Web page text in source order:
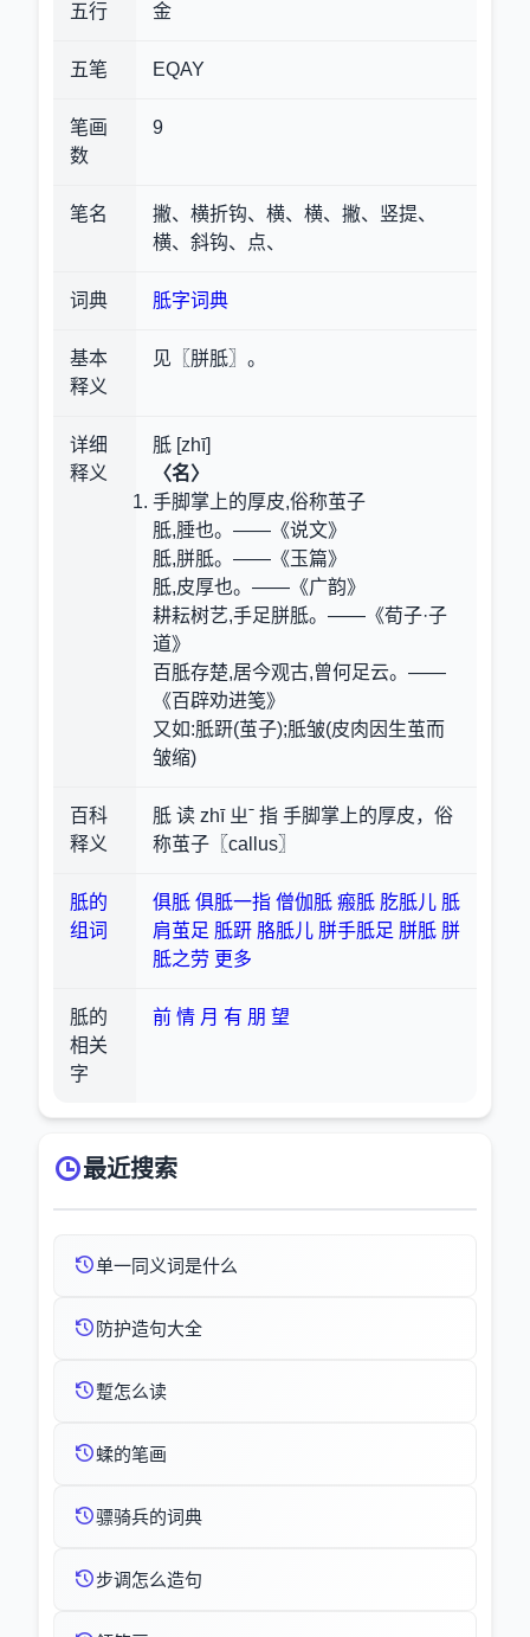
五行 金
五笔 EQAY
笔画
数
9
笔名
撇、横折钩、横、横、撇、竖提、
横、斜钩、点、
词典 胝字词典
基本
释义
见〖胼胝〗。
详细
释义
胝 [zhī]
〈名〉
手脚掌上的厚皮,俗称茧子
胝,腄也。——《说文》
胝,胼胝。——《玉篇》
胝,皮厚也。——《广韵》
耕耘树艺,手足胼胝。——《荀子·子
道》
百胝存楚,居今观古,曾何足云。——
《百辟劝进笺》
又如:胝趼(茧子);胝皱(皮肉因生茧而
皱缩)
百科
释义
胝 读 zhī ㄓˉ 指 手脚掌上的厚皮，俗
称茧子〖callus〗
胝的
组词
俱胝 俱胝一指 僧伽胝 瘢胝 肐胝儿 胝
肩茧足 胝趼 胳胝儿 胼手胝足 胼胝 胼
胝之劳 更多
胝的
相关
字
前 情 月 有 朋 望
最近搜索
单一同义词是什么
防护造句大全
蹔怎么读
蝚的笔画
骠骑兵的词典
步调怎么造句